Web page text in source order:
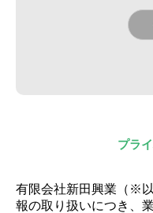
プラ
有限会社新田興業（※
報の取り扱いにつき、